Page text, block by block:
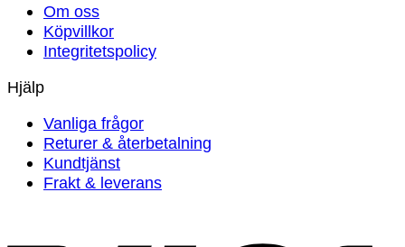
Om oss
Köpvillkor
Integritetspolicy
Hjälp
Vanliga frågor
Returer & återbetalning
Kundtjänst
Frakt & leverans